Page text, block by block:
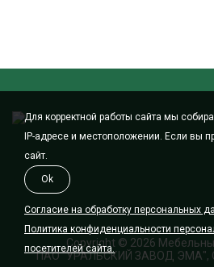
Copyright © 2026
ПАО "УРАЛЬСКИЙ ЗАВОД ЭМА",
Для корректной работы сайта мы
IP-адресе и местоположении. Если вы
сайт.
Ok
Согласие на обработку персональных
Политика конфиденциальности
посетителей сайта.